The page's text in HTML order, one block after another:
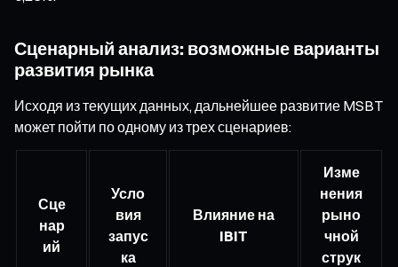
Сценарный анализ: возможные варианты
развития рынка
Исходя из текущих данных, дальнейшее развитие MSBT
может пойти по одному из трех сценариев:
Сце
нар
ий
Усло
вия
запус
ка
Влияние на
IBIT
Изме
нения
рыно
чной
струк